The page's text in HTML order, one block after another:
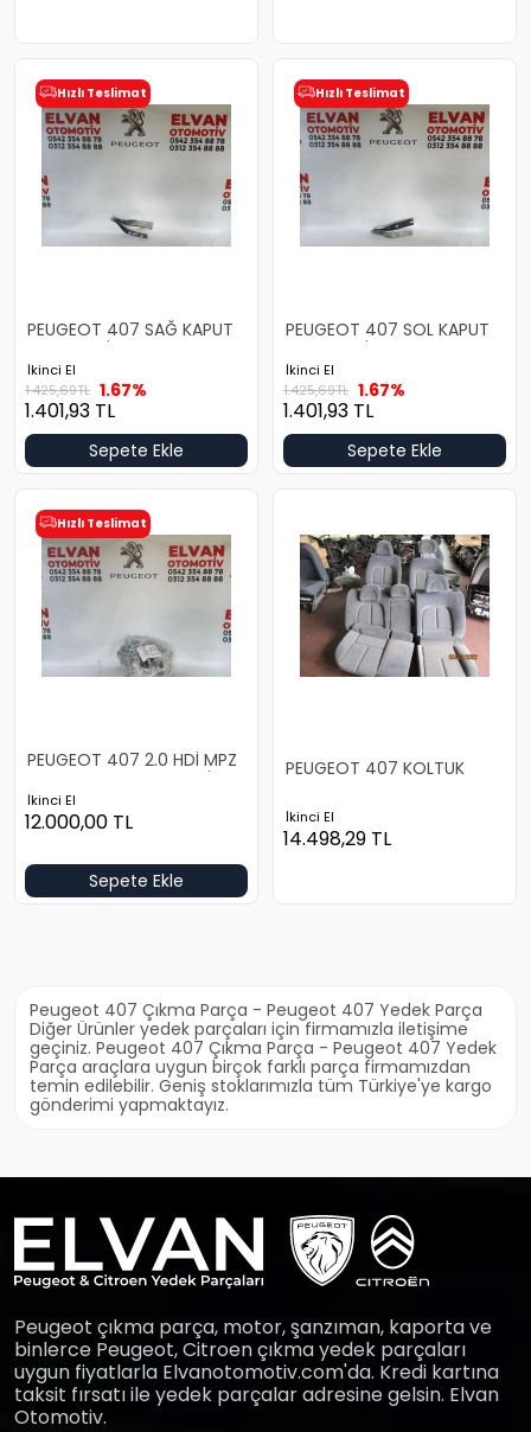
Hızlı Teslimat
PEUGEOT 407 SAĞ KAPUT
MENTEŞESİ
İkinci El
1.425,69TL 1.67%
1.401,93 TL
Sepete Ekle
Hızlı Teslimat
PEUGEOT 407 SOL KAPUT
MENTEŞESİ
İkinci El
1.425,69TL 1.67%
1.401,93 TL
Sepete Ekle
Hızlı Teslimat
PEUGEOT 407 2.0 HDİ MPZ
ŞANZIMAN MOTOR TESİSATI
İkinci El
12.000,00 TL
Sepete Ekle
PEUGEOT 407 KOLTUK
İkinci El
14.498,29 TL
Peugeot 407 Çıkma Parça - Peugeot 407 Yedek Parça
Diğer Ürünler yedek parçaları için firmamızla iletişime
geçiniz. Peugeot 407 Çıkma Parça - Peugeot 407 Yedek
Parça araçlara uygun birçok farklı parça firmamızdan
temin edilebilir. Geniş stoklarımızla tüm Türkiye'ye kargo
gönderimi yapmaktayız.
Peugeot çıkma parça, motor, şanzıman, kaporta ve
binlerce Peugeot, Citroen çıkma yedek parçaları
uygun fiyatlarla Elvanotomotiv.com'da. Kredi kartına
taksit fırsatı ile yedek parçalar adresine gelsin. Elvan
Otomotiv.